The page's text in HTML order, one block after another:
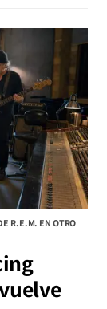
R.E.M. EN OTRO